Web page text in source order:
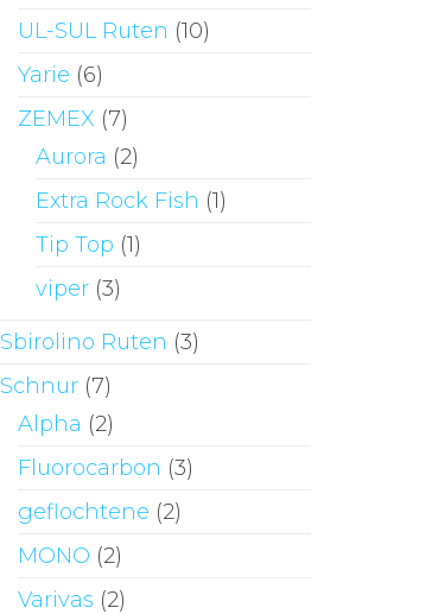
UL-SUL Ruten (10)
Yarie (6)
ZEMEX (7)
Aurora (2)
Extra Rock Fish (1)
Tip Top (1)
viper (3)
Sbirolino Ruten (3)
Schnur (7)
Alpha (2)
Fluorocarbon (3)
geflochtene (2)
MONO (2)
Varivas (2)